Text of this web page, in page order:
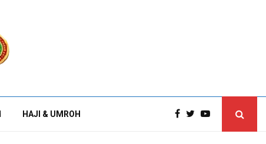
HAJI & UMROH